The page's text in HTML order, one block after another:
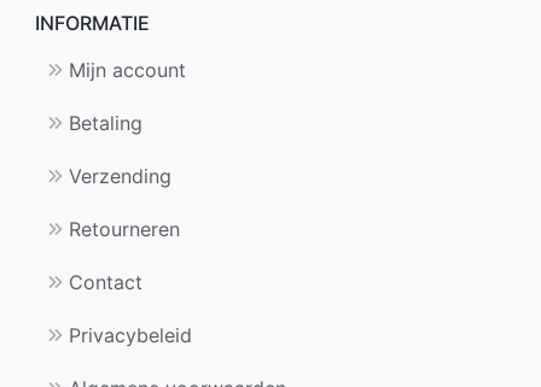
INFORMATIE
Mijn account
Betaling
Verzending
Retourneren
Contact
Privacybeleid